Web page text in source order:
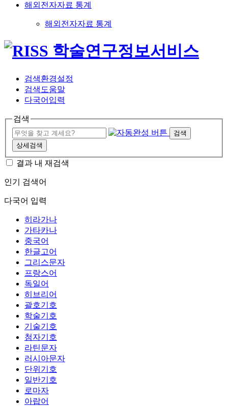
해외전자자료 통계
해외전자자료 통계
검색환경설정
검색도움말
다국어입력
검색
검색
상세검색
결과 내 재검색
인기 검색어
다국어 입력
히라가나
가타카나
중국어
한글고어
그리스문자
프랑스어
독일어
히브리어
괄호기호
학술기호
기술기호
첨자기호
라틴문자
러시아문자
단위기호
일반기호
로마자
아랍어